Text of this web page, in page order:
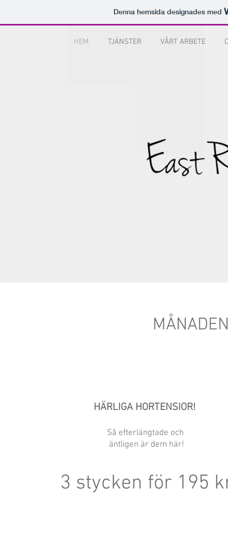
Denna hemsida designades med
HEM TJÄNSTER VÅRT ARBETE
HÄRLIGA HORTENSIOR!
Så efterlängtade och
äntligen är dem här!
3 stycken för 195